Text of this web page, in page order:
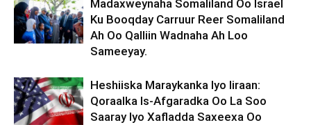
Madaxweynaha Somaliland Oo Israel
Ku Booqday Carruur Reer Somaliland
Ah Oo Qalliin Wadnaha Ah Loo
Sameeyay.
Heshiiska Maraykanka Iyo Iiraan:
Qoraalka Is-Afgaradka Oo La Soo
Saaray Iyo Xafladda Saxeexa Oo